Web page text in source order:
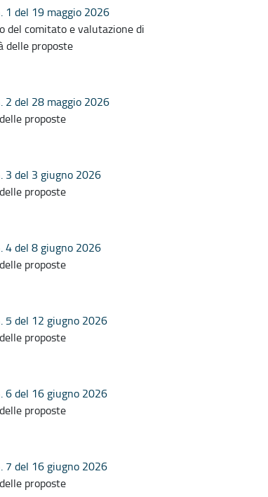
1 del 19 maggio 2026
del comitato e valutazione di
delle proposte
2 del 28 maggio 2026
proposte
3 del 3 giugno 2026
proposte
4 del 8 giugno 2026
proposte
5 del 12 giugno 2026
proposte
6 del 16 giugno 2026
proposte
7 del 16 giugno 2026
proposte